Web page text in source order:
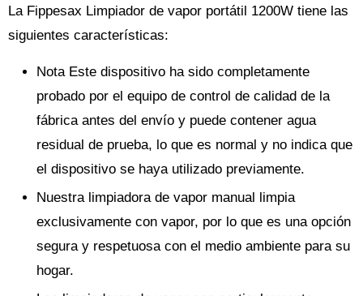
La Fippesax Limpiador de vapor portátil 1200W tiene las
siguientes características:
Nota Este dispositivo ha sido completamente
probado por el equipo de control de calidad de la
fábrica antes del envío y puede contener agua
residual de prueba, lo que es normal y no indica que
el dispositivo se haya utilizado previamente.
Nuestra limpiadora de vapor manual limpia
exclusivamente con vapor, por lo que es una opción
segura y respetuosa con el medio ambiente para su
hogar.